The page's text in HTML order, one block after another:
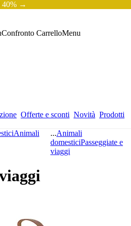
40% →
Confronto CarrelloMenu
Offerte e sconti Novità Prodotti
Animali
...Animali
domesticiPasseggiate e
viaggi